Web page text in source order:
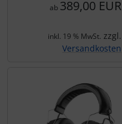
ab 389,00 EUR
inkl. 19 % MwSt. zzgl.
Versandkosten